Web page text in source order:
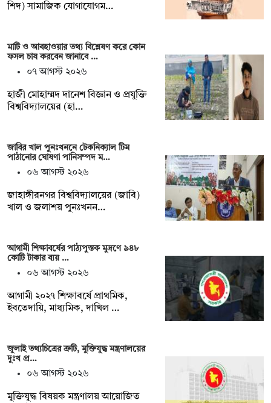
শিদ) সামাজিক যোগাযোগম…
মাটি ও আবহাওয়ার তথ্য বিশ্লেষণ করে কোন
ফসল চাষ করবেন জানাবে …
০৭ আগস্ট ২০২৬
হাজী মোহাম্মদ দানেশ বিজ্ঞান ও প্রযুক্তি
বিশ্ববিদ্যালয়ের (হা…
জাবির খাল পুনঃখননে টেকনিক্যাল টিম
পাঠানোর ঘোষণা পানিসম্পদ ম…
০৬ আগস্ট ২০২৬
‎‎জাহাঙ্গীরনগর বিশ্ববিদ্যালয়ের (জাবি)
খাল ও জলাশয় পুনঃখনন…
আগামী শিক্ষাবর্ষের পাঠ্যপুস্তক মুদ্রণে ৯৪৮
কোটি টাকার ব্যয় …
০৬ আগস্ট ২০২৬
আগামী ২০২৭ শিক্ষাবর্ষে প্রাথমিক,
ইবতেদায়ি, মাধ্যমিক, দাখিল …
জুলাই তথ্যচিত্রের ত্রুটি, মুক্তিযুদ্ধ মন্ত্রণালয়ের
দুঃখ প্র…
০৬ আগস্ট ২০২৬
মুক্তিযুদ্ধ বিষয়ক মন্ত্রণালয় আয়োজিত